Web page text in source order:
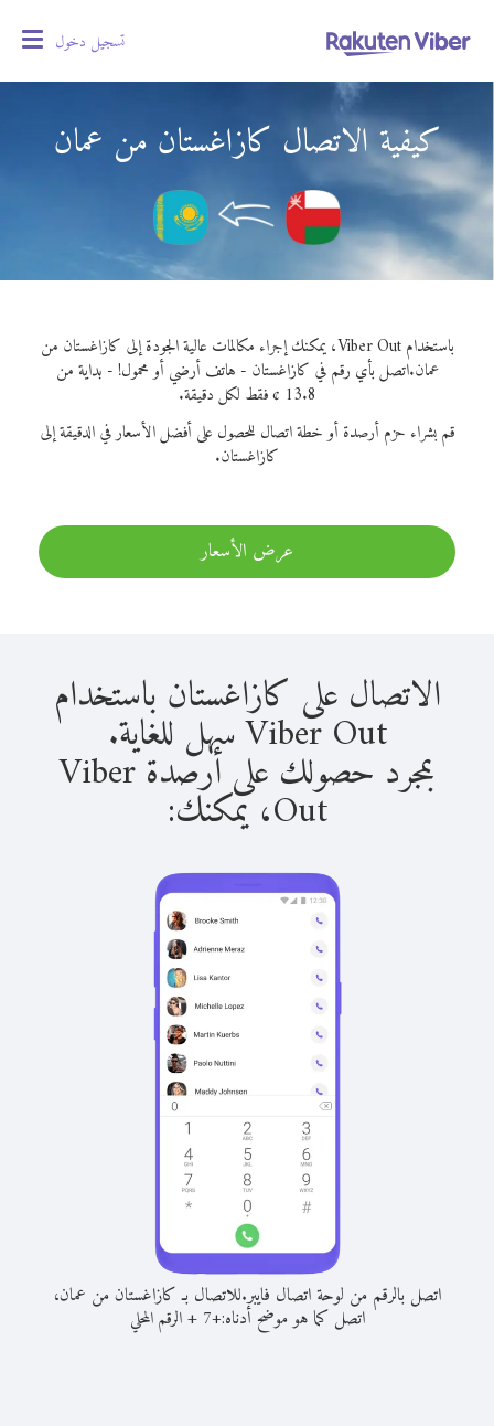
تسجيل دخول
كيفية الاتصال كازاغستان من عمان
باستخدام Viber Out، يمكنك إجراء مكالمات عالية الجودة إلى كازاغستان من
عمان.اتصل بأي رقم في كازاغستان - هاتف أرضي أو محمول! - بداية من
13.8 ¢ فقط لكل دقيقة.
قم بشراء حزم أرصدة أو خطة اتصال للحصول على أفضل الأسعار في الدقيقة إلى
كازاغستان.
عرض الأسعار
الاتصال على كازاغستان باستخدام
Viber Out سهل للغاية.
بمجرد حصولك على أرصدة Viber
Out، يمكنك:
اتصل بالرقم من لوحة اتصال فايبر.للاتصال بـ كازاغستان من عمان،
اتصل كما هو موضح أدناه:+
7
+الرقم المحلي